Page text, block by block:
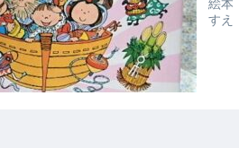
絵
す